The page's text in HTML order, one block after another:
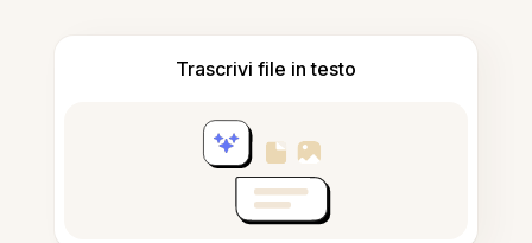
Trascrivi file in testo